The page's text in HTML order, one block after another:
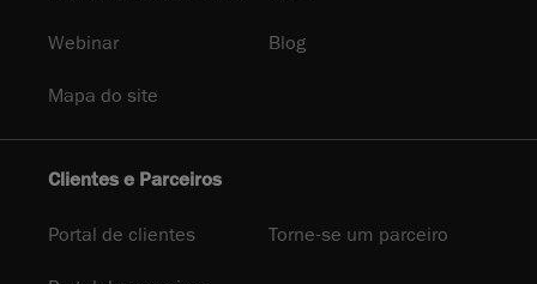
Webinar Blog
Mapa do site
Clientes e Parceiros
Portal de clientes Torne-se um parceiro